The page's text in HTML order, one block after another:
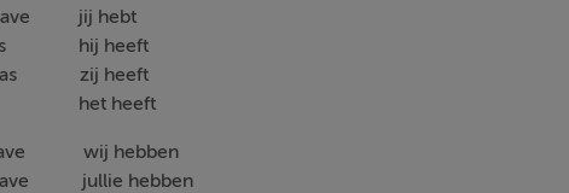
jij hebt
hij heeft
zij heeft
heeft
wij hebben
jullie hebben